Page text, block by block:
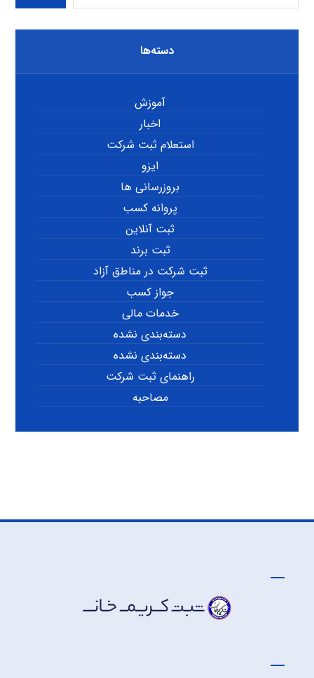
دسته‌ها
آموزش
اخبار
استعلام ثبت شرکت
ایزو
بروزرسانی ها
پروانه کسب
ثبت آنلاین
ثبت برند
ثبت شرکت در مناطق آزاد
جواز کسب
خدمات مالی
دسته‌بندی نشده
دسته‌بندی نشده
راهنمای ثبت شرکت
مصاحبه